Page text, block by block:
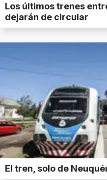
Los últimos trenes
dejarán de circular
El tren, solo de